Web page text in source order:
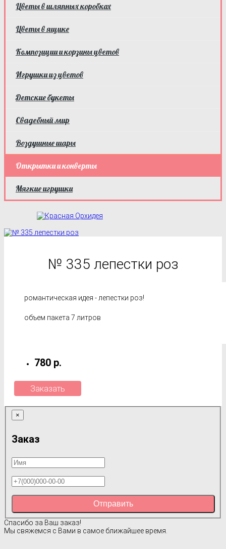
Цветы в шляпных коробках
Цветы в ящике
Композиции и корзины цветов
Игрушки из цветов
Детские букеты
Свадебный мир
Воздушные шары
Открытки и конверты
Мягкие игрушки
№ 335 лепестки роз
романтическая идея - лепестки роз!
объем пакета 7 литров
780 р.
Заказать
×
Заказ
Отправить
Спасибо за Ваш заказ!
Мы свяжемся с Вами в самое ближайшее время.